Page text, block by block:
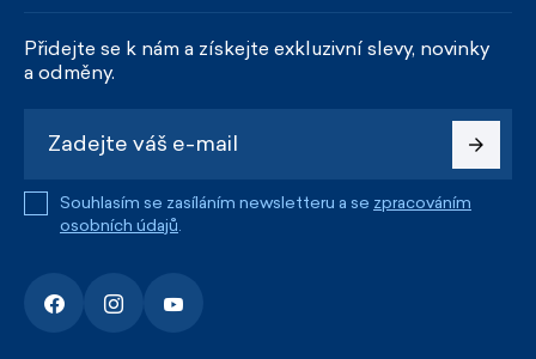
Přidejte se k nám a získejte exkluzivní slevy, novinky
a odměny.
Souhlasím se zasíláním newsletteru a se zpracováním
osobních údajů.